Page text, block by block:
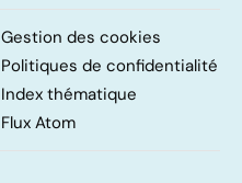
Gestion des cookies
Politiques de confidentialité
Index thématique
Flux Atom